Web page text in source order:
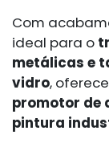
Com
ideal para o
metálicas e
vidro,
promotor de
pintura